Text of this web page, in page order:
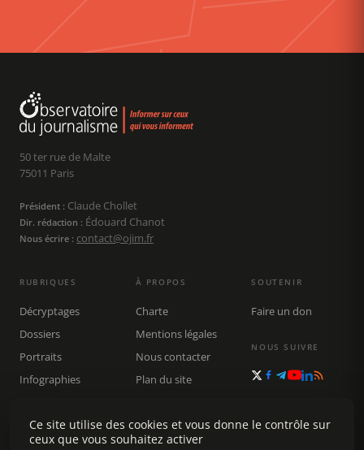
50 ter rue de Malte
75011 Paris
Président : Claude Chollet
Dir. rédaction : Édouard Chanot
Nous écrire : contact@ojim.fr
RUBRIQUES
Décryptages
Dossiers
Portraits
Infographies
Rechercher
À PROPOS
Charte
Mentions légales
Nous contacter
Plan du site
SOUTENIR
Faire un don
NOUS SUIVRE
Ce site utilise des cookies et vous donne le contrôle sur
ceux que vous souhaitez activer